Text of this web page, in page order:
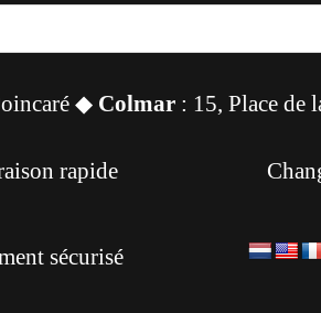
◆ Colmar : 15, Place de
rapide
sécurisé